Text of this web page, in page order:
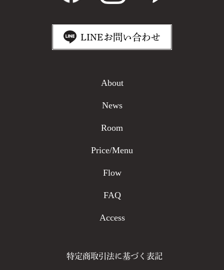
LINEお問い合わせ
特定商取引法に基づく表記